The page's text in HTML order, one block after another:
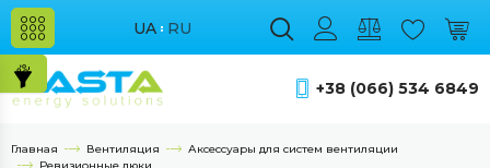
UA RU
+38 (066) 534 6849
Главная Вентиляция
Аксессуары для систем вентиляции
Ревизионные люки